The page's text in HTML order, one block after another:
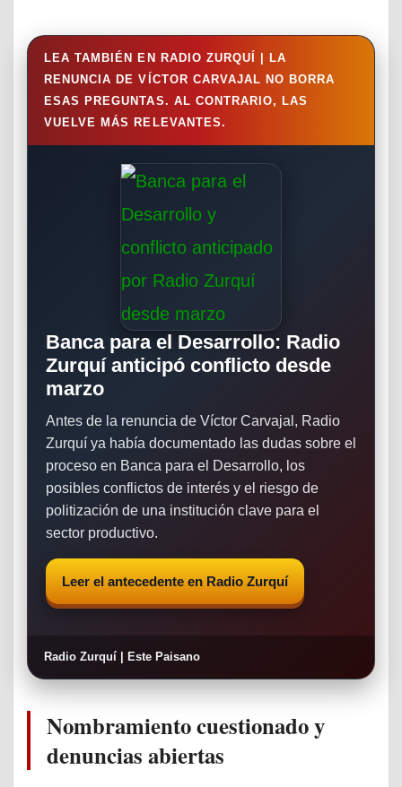
LEA TAMBIÉN EN RADIO ZURQUÍ | LA
RENUNCIA DE VÍCTOR CARVAJAL NO BORRA
ESAS PREGUNTAS. AL CONTRARIO, LAS
VUELVE MÁS RELEVANTES.
Banca para el Desarrollo: Radio
Zurquí anticipó conflicto desde
marzo
Antes de la renuncia de Víctor Carvajal, Radio
Zurquí ya había documentado las dudas sobre el
proceso en Banca para el Desarrollo, los
posibles conflictos de interés y el riesgo de
politización de una institución clave para el
sector productivo.
Leer el antecedente en Radio Zurquí
Radio Zurquí | Este Paisano
Nombramiento cuestionado y
denuncias abiertas